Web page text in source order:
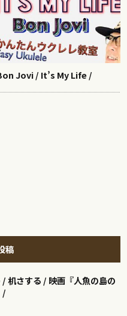
Jovi / It’s My Life /
稿
/ 机さする / 映画『人魚の島の
/